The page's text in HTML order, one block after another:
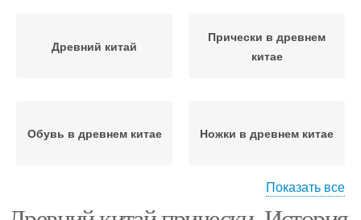
Древний китай
Прически в древнем
китае
Обувь в древнем китае Ножки в древнем китае
Прически древний
Показать все